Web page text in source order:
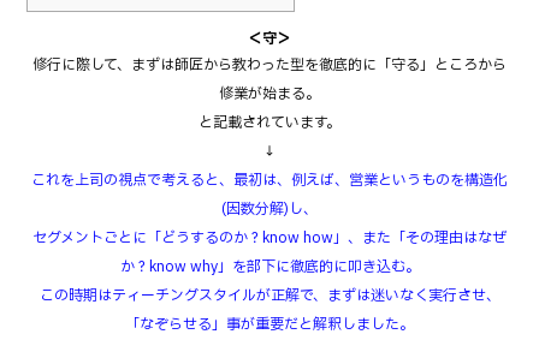
＜守＞
修行に際して、まずは師匠から教わった型を徹底的に「守る」ところから
修業が始まる。
と記載されています。
↓
これを上司の視点で考えると、最初は、例えば、営業というものを構造化
(因数分解)し、
セグメントごとに「どうするのか？know how」、また「その理由はなぜ
か？know why」を部下に徹底的に叩き込む。
この時期はティーチングスタイルが正解で、まずは迷いなく実行させ、
「なぞらせる」事が重要だと解釈しました。